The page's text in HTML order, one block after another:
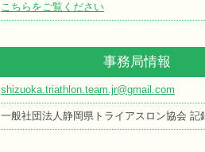
こちらをご覧ください
事務局情報
shizuoka.triathlon.team.jr@gmail.com
一般社団法人静岡県トライアスロン協会 記